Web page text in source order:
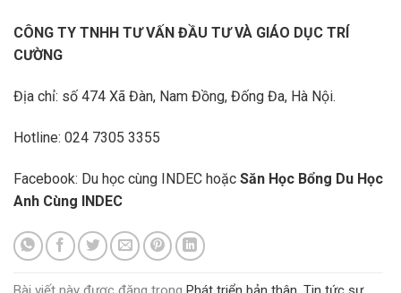
CÔNG TY TNHH TƯ VẤN ĐẦU TƯ VÀ GIÁO DỤC TRÍ
CƯỜNG
Địa chỉ: số 474 Xã Đàn, Nam Đồng, Đống Đa, Hà Nội.
Hotline: 024 7305 3355
Facebook: Du học cùng INDEC hoặc Săn Học Bổng Du Học
Anh Cùng INDEC